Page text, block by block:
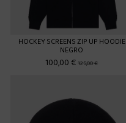
HOCKEY SCREENS ZIP UP HOODIE
NEGRO
100,00 €125,00 €